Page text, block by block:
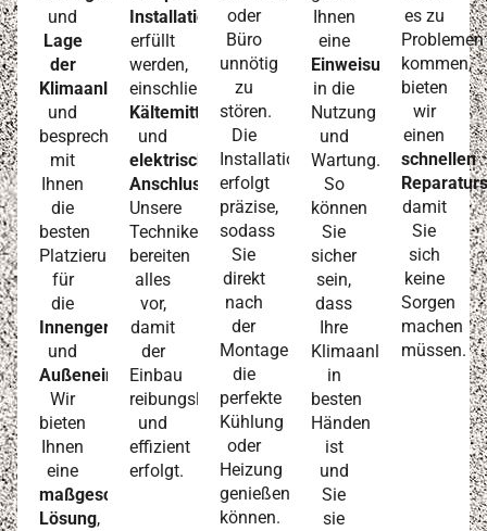
und
Lage
der
Klimaanlage
und
besprechen
mit
Ihnen
die
besten
Platzierungen
für
die
Innengeräte
und
Außeneinheiten.
Wir
bieten
Ihnen
eine
maßgeschneiderte
Lösung,
Installationsanforderungen
erfüllt
werden,
einschließlich
Kältemittel
und
elektrischer
Anschluss
Unsere
Techniker
bereiten
alles
vor,
damit
der
Einbau
reibungslos
und
effizient
erfolgt.
oder
Büro
unnötig
zu
stören.
Die
Installation
erfolgt
präzise,
sodass
Sie
direkt
nach
der
Montage
die
perfekte
Kühlung
oder
Heizung
genießen
können.
Ihnen
eine
Einweisung
in die
Nutzung
und
Wartung.
So
können
Sie
sicher
sein,
dass
Ihre
Klimaanlage
in
besten
Händen
ist
und
Sie
sie
es zu
Problemen
kommen,
bieten
wir
einen
schnellen
damit
Sie
sich
keine
Sorgen
machen
müssen.